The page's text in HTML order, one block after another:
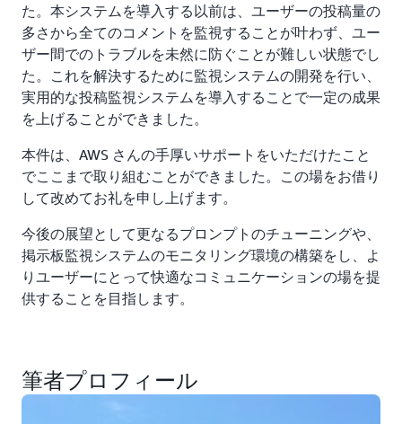
た。本システムを導入する以前は、ユーザーの投稿量の
多さから全てのコメントを監視することが叶わず、ユー
ザー間でのトラブルを未然に防ぐことが難しい状態でし
た。これを解決するために監視システムの開発を行い、
実用的な投稿監視システムを導入することで一定の成果
を上げることができました。
本件は、AWS さんの手厚いサポートをいただけたこと
でここまで取り組むことができました。この場をお借り
して改めてお礼を申し上げます。
今後の展望として更なるプロンプトのチューニングや、
掲示板監視システムのモニタリング環境の構築をし、よ
りユーザーにとって快適なコミュニケーションの場を提
供することを目指します。
筆者プロフィール